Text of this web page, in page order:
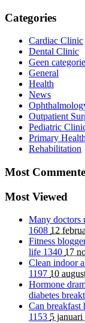
Categories
Cardiac Clinic
Dental Clinic
Geen categorie
General
Health
News
Outpatient
Pediatric
Primary
Rehabilitation
Most
Most Viewed
Many doctors
1608 12
Fitness
life 1340 17
Clean indoor
1197 10
Hormone
diabetes
Can breakfast
1153 5 januari